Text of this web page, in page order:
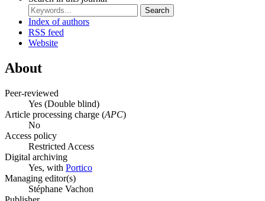
Search
Index of authors
RSS feed
Website
About
Peer-reviewed
Yes (Double blind)
Article processing charge (APC)
No
Access policy
Restricted Access
Digital archiving
Yes, with Portico
Managing editor(s)
Stéphane Vachon